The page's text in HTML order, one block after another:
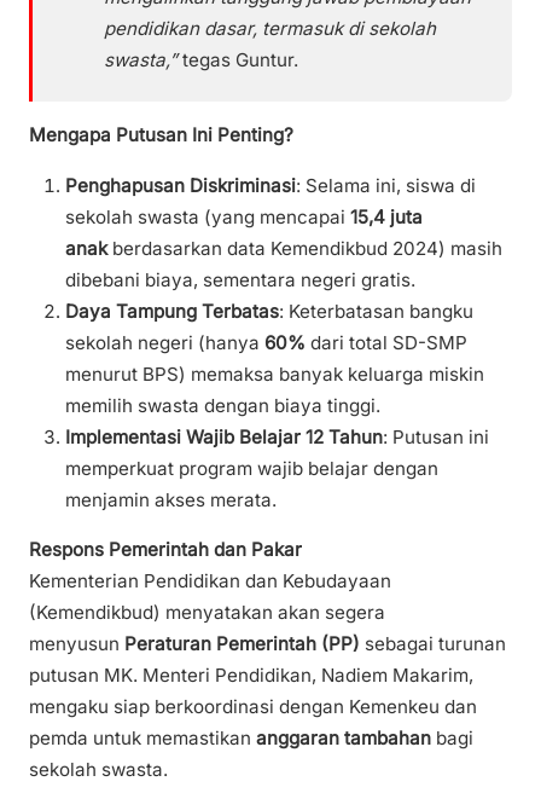
pendidikan dasar, termasuk di sekolah
swasta,”tegas Guntur.
Mengapa Putusan Ini Penting?
Penghapusan Diskriminasi: Selama ini, siswa di
sekolah swasta (yang mencapai 15,4 juta
anakberdasarkan data Kemendikbud 2024) masih
dibebani biaya, sementara negeri gratis.
Daya Tampung Terbatas: Keterbatasan bangku
sekolah negeri (hanya 60% dari total SD-SMP
menurut BPS) memaksa banyak keluarga miskin
memilih swasta dengan biaya tinggi.
Implementasi Wajib Belajar 12 Tahun: Putusan ini
memperkuat program wajib belajar dengan
menjamin akses merata.
Respons Pemerintah dan Pakar
Kementerian Pendidikan dan Kebudayaan
(Kemendikbud) menyatakan akan segera
menyusun Peraturan Pemerintah (PP) sebagai turunan
putusan MK. Menteri Pendidikan, Nadiem Makarim,
mengaku siap berkoordinasi dengan Kemenkeu dan
pemda untuk memastikan anggaran tambahan bagi
sekolah swasta.